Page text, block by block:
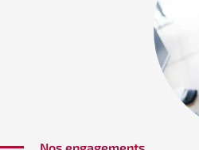
Nos engagements